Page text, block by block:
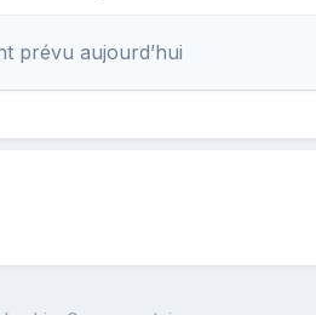
prévu aujourd’hui